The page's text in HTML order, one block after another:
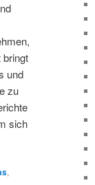
bringt
und
zu
sich
,